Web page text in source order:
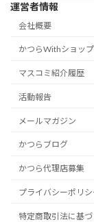
運営者情報
会社概要
かつらWithショッ
マスコミ紹介履歴
活動報告
メールマガジン
かつらブログ
かつら代理店募集
プライバシーポリシ
特定商取引法に基